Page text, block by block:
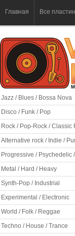
Главная Все
Jazz / Blues / Bossa Nova
Disco / Funk / Pop
Rock / Pop-Rock / Classic
Alternative rock / Indie /
Progressive / Psychedelic
Metal / Hard / Heavy
Synth-Pop / Industrial
Experimental / Electronic
World / Folk / Reggae
Techno / House / Trance